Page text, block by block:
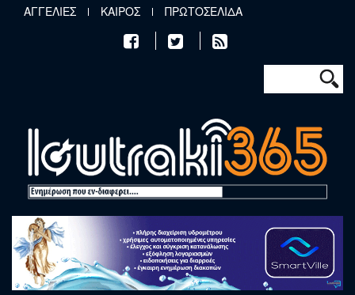
Παράκαμψη προς το κυρίως περιεχόμενο
ΑΓΓΕΛΙΕΣ ΚΑΙΡΟΣ ΠΡΩΤΟΣΕΛΙΔΑ
Φόρμα
Αναζήτηση